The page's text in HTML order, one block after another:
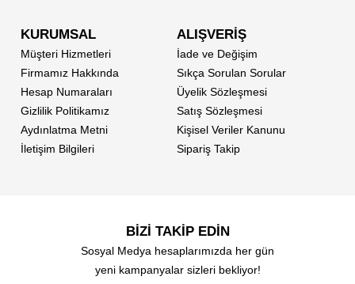
KURUMSAL
Müşteri Hizmetleri
Firmamız Hakkında
Hesap Numaraları
Gizlilik Politikamız
Aydınlatma Metni
İletişim Bilgileri
ALIŞVERİŞ
İade ve Değişim
Sıkça Sorulan Sorular
Üyelik Sözleşmesi
Satış Sözleşmesi
Kişisel Veriler Kanunu
Sipariş Takip
BİZİ TAKİP EDİN
Sosyal Medya hesaplarımızda her gün
yeni kampanyalar sizleri bekliyor!